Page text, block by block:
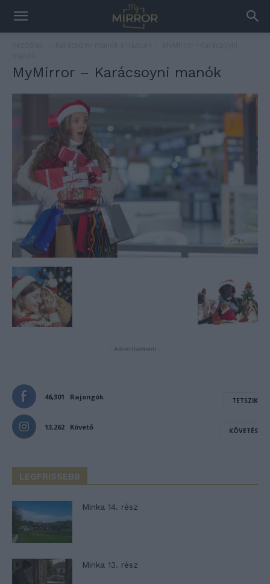
MyMirror – Karácsoyni manók
- Advertisement -
46,301 Rajongók TETSZIK
13,262 Követő KÖVETÉS
LEGFRISSEBB
Minka 14. rész
Minka 13. rész